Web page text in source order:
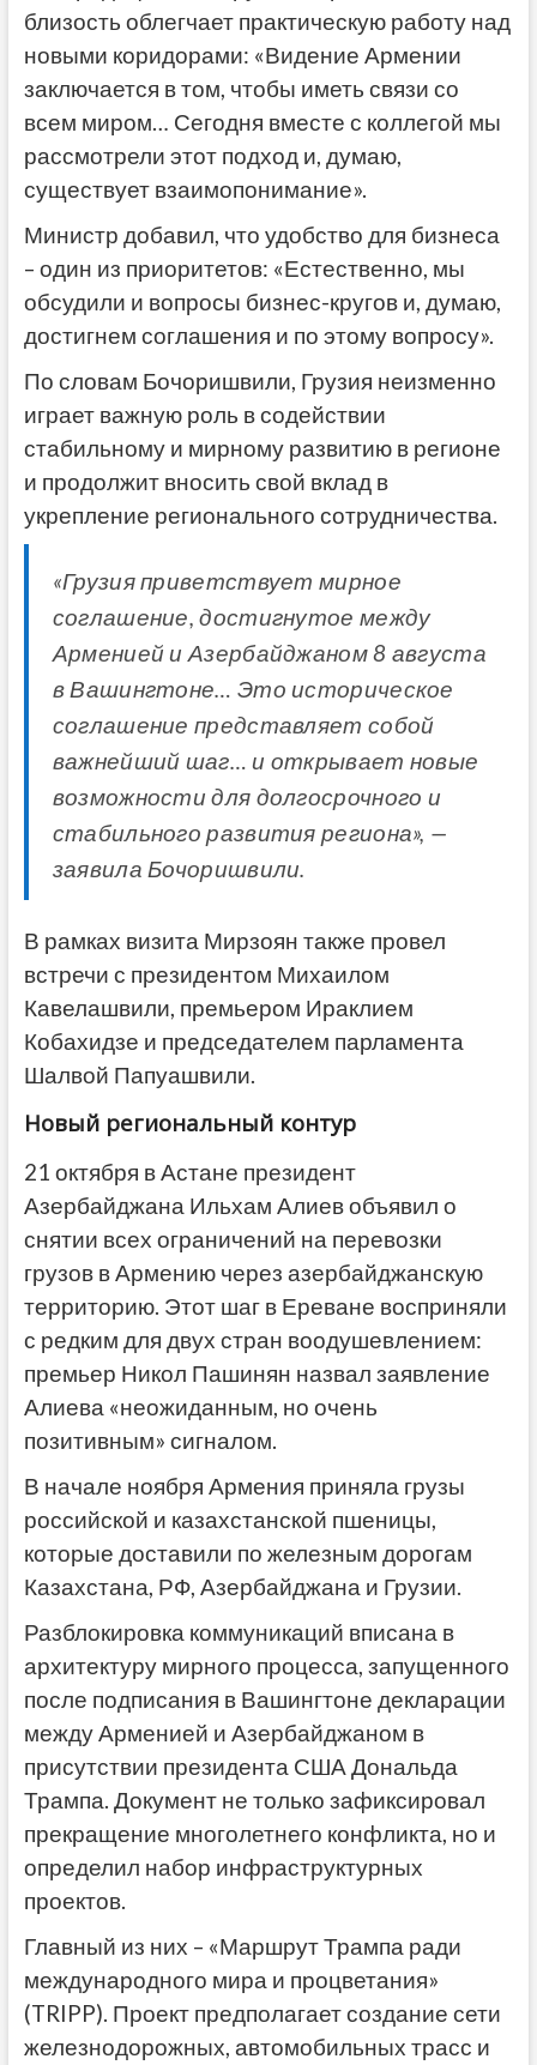
близость облегчает практическую работу над
новыми коридорами: «Видение Армении
заключается в том, чтобы иметь связи со
всем миром… Сегодня вместе с коллегой мы
рассмотрели этот подход и, думаю,
существует взаимопонимание».
Министр добавил, что удобство для бизнеса
– один из приоритетов: «Естественно, мы
обсудили и вопросы бизнес-кругов и, думаю,
достигнем соглашения и по этому вопросу».
По словам Бочоришвили, Грузия неизменно
играет важную роль в содействии
стабильному и мирному развитию в регионе
и продолжит вносить свой вклад в
укрепление регионального сотрудничества.
«Грузия приветствует мирное
соглашение, достигнутое между
Арменией и Азербайджаном 8 августа
в Вашингтоне… Это историческое
соглашение представляет собой
важнейший шаг… и открывает новые
возможности для долгосрочного и
стабильного развития региона», —
заявила Бочоришвили.
В рамках визита Мирзоян также провел
встречи с президентом Михаилом
Кавелашвили, премьером Ираклием
Кобахидзе и председателем парламента
Шалвой Папуашвили.
Новый региональный контур
21 октября в Астане президент
Азербайджана Ильхам Алиев объявил о
снятии всех ограничений на перевозки
грузов в Армению через азербайджанскую
территорию. Этот шаг в Ереване восприняли
с редким для двух стран воодушевлением:
премьер Никол Пашинян назвал заявление
Алиева «неожиданным, но очень
позитивным» сигналом.
В начале ноября Армения приняла грузы
российской и казахстанской пшеницы,
которые доставили по железным дорогам
Казахстана, РФ, Азербайджана и Грузии.
Разблокировка коммуникаций вписана в
архитектуру мирного процесса, запущенного
после подписания в Вашингтоне декларации
между Арменией и Азербайджаном в
присутствии президента США Дональда
Трампа. Документ не только зафиксировал
прекращение многолетнего конфликта, но и
определил набор инфраструктурных
проектов.
Главный из них – «Маршрут Трампа ради
международного мира и процветания»
(TRIPP). Проект предполагает создание сети
железнодорожных, автомобильных трасс и